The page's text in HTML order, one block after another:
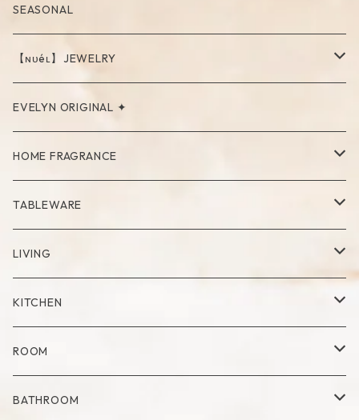
SEASONAL
【ɴᴜéʟ】JEWELRY
PIERCE
NECKLACE
RING
EVELYN ORIGINAL ✦
HOME FRAGRANCE
Palo Santo
TABLEWARE
Cup
Mug
Glass
Plate
Set
Milk Pitcher
LIVING
Vase
Dry Flower Vase
Tray
Fabric Poster
KITCHEN
Kitchen Tool
Tea Pot
ROOM
Blanket
BATHROOM